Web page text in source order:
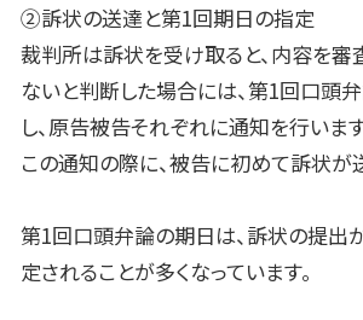
②訴状の送達と第1回期日の指定
裁判所は訴状を受け取ると、内容を審
ないと判断した場合には、第1回口頭
し、原告被告それぞれに通知を行います
この通知の際に、被告に初めて訴状が
第1回口頭弁論の期日は、訴状の提出
定されることが多くなっています。